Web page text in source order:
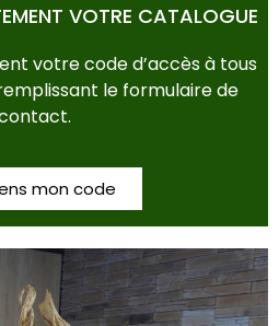
VOTRE CATALOGUE
votre code d’accès à tous
le formulaire de
mon code